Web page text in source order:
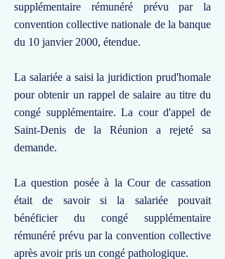
supplémentaire rémunéré prévu par la
convention collective nationale de la banque
du 10 janvier 2000, étendue.
La salariée a saisi la juridiction prud'homale
pour obtenir un rappel de salaire au titre du
congé supplémentaire. La cour d'appel de
Saint-Denis de la Réunion a rejeté sa
demande.
La question posée à la Cour de cassation
était de savoir si la salariée pouvait
bénéficier du congé supplémentaire
rémunéré prévu par la convention collective
après avoir pris un congé pathologique.